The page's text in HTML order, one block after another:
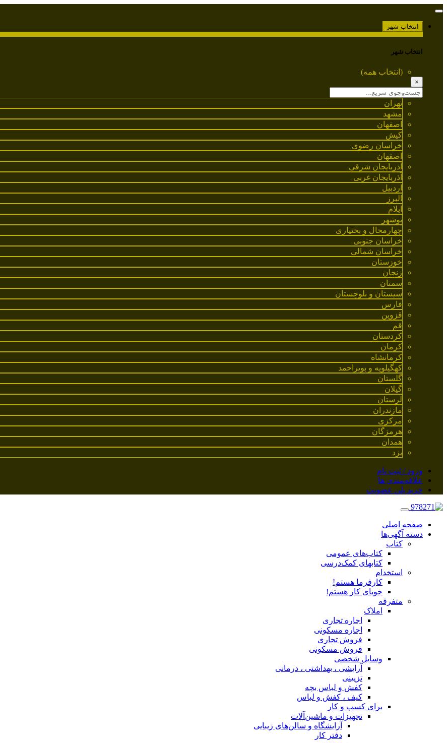
انتخاب شهر
انتخاب شهر
(انتخاب همه)
×
تهران
مشهد
اصفهان
کیش
خراسان رضوی
اصفهان
آذربایجان شرقی
آذربایجان غربی
اردبیل
البرز
ایلام
بوشهر
چهارمحال و بختیاری
خراسان جنوبی
خراسان شمالی
خوزستان
زنجان
سمنان
سیستان و بلوچستان
فارس
قزوین
قم
کردستان
کرمان
کرمانشاه
کهگیلویه و بویراحمد
گلستان
گیلان
لرستان
مازندران
مرکزی
هرمزگان
همدان
یزد
ورود / ثبت نام
علاقه‌مندی ها
خرید پلن عضویت
صفحه اصلی
دسته آگهی‌ها
کتاب
کتاب‌های عمومی
کتابهای کمک‌درسی
استخدام
کارفرما هستم!
جویای کار هستم!
متفرقه
املاک
اجاره تجاری
اجاره مسکونی
فروش تجاری
فروش مسکونی
وسایل شخصی
آرایشی ، بهداشتی ، درمانی
تزیینی
کفش و لباس بچه
کیف ، کفش و لباس
برای کسب و کار
تجهیزات و ماشین‌آلات
آرایشگاه و سالن‌های زیبایی
دفتر کار